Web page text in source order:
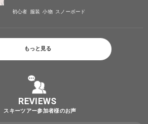
初心者 服装 小物 スノーボード
もっと見る
REVIEWS
スキーツアー参加者様のお声